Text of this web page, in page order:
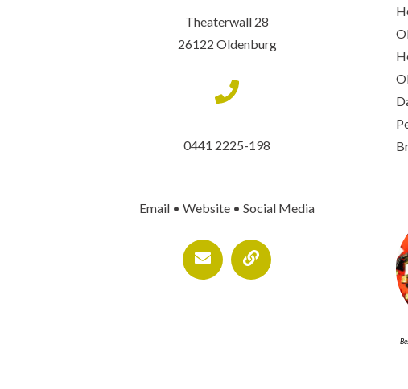
Theaterwall 28
26122 Oldenburg
0441 2225-198
Email • Website • Social Media